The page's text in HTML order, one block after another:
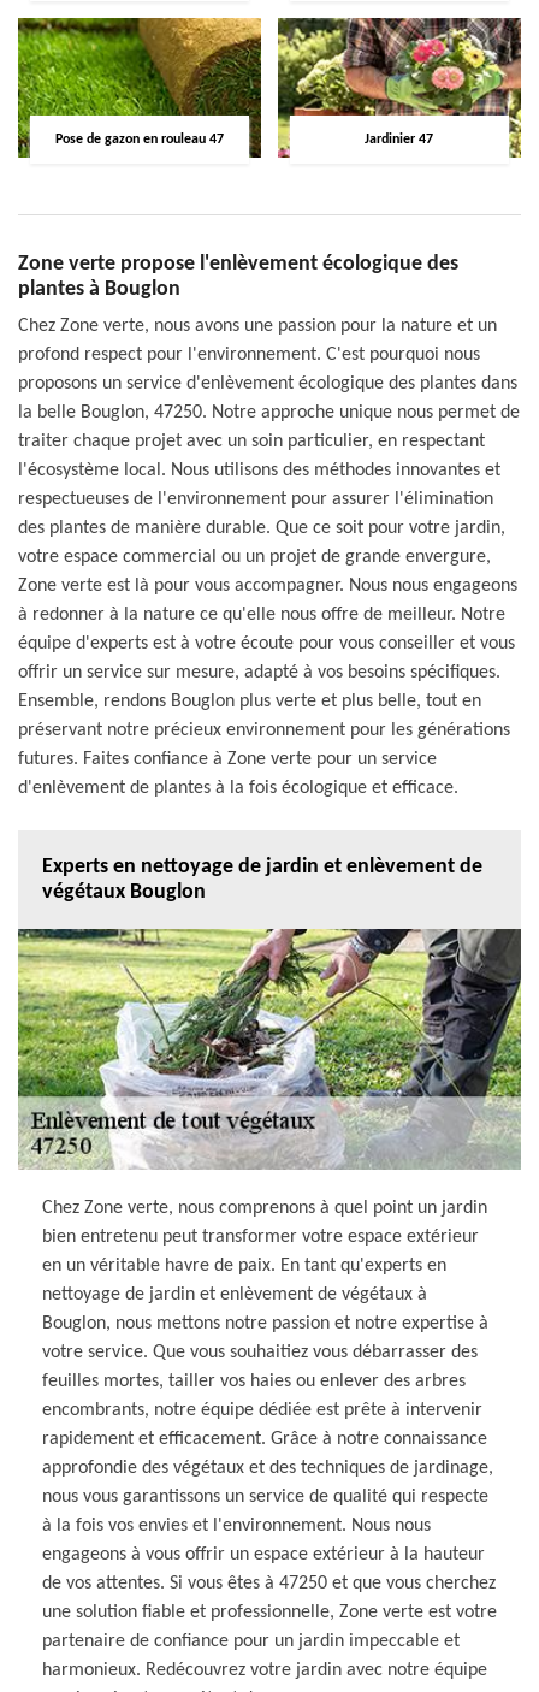
Pose de gazon en rouleau 47 Jardinier 47
Zone verte propose l'enlèvement écologique des
plantes à Bouglon
Chez Zone verte, nous avons une passion pour la nature et un
profond respect pour l'environnement. C'est pourquoi nous
proposons un service d'enlèvement écologique des plantes dans
la belle Bouglon, 47250. Notre approche unique nous permet de
traiter chaque projet avec un soin particulier, en respectant
l'écosystème local. Nous utilisons des méthodes innovantes et
respectueuses de l'environnement pour assurer l'élimination
des plantes de manière durable. Que ce soit pour votre jardin,
votre espace commercial ou un projet de grande envergure,
Zone verte est là pour vous accompagner. Nous nous engageons
à redonner à la nature ce qu'elle nous offre de meilleur. Notre
équipe d'experts est à votre écoute pour vous conseiller et vous
offrir un service sur mesure, adapté à vos besoins spécifiques.
Ensemble, rendons Bouglon plus verte et plus belle, tout en
préservant notre précieux environnement pour les générations
futures. Faites confiance à Zone verte pour un service
d'enlèvement de plantes à la fois écologique et efficace.
Experts en nettoyage de jardin et enlèvement de
végétaux Bouglon
Chez Zone verte, nous comprenons à quel point un jardin
bien entretenu peut transformer votre espace extérieur
en un véritable havre de paix. En tant qu'experts en
nettoyage de jardin et enlèvement de végétaux à
Bouglon, nous mettons notre passion et notre expertise à
votre service. Que vous souhaitiez vous débarrasser des
feuilles mortes, tailler vos haies ou enlever des arbres
encombrants, notre équipe dédiée est prête à intervenir
rapidement et efficacement. Grâce à notre connaissance
approfondie des végétaux et des techniques de jardinage,
nous vous garantissons un service de qualité qui respecte
à la fois vos envies et l'environnement. Nous nous
engageons à vous offrir un espace extérieur à la hauteur
de vos attentes. Si vous êtes à 47250 et que vous cherchez
une solution fiable et professionnelle, Zone verte est votre
partenaire de confiance pour un jardin impeccable et
harmonieux. Redécouvrez votre jardin avec notre équipe